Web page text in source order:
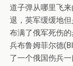
道子弹从哪里飞
退，英军缓缓地
布满了俄军死伤
兵布鲁姆菲尔德
了一个俄国伤兵